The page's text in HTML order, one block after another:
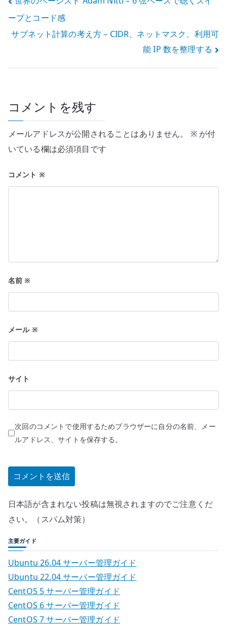
稿
ナ
ビ
ー
シ
ョ
ン
ープとコード感
サブネット計算の考え方 – CIDR、ネットマスク、利用可
能 IP 数を整理する
コメントを残す
メールアドレスが公開されることはありません。 ※が付
いている欄は必須項目です
コメント ※
名前※
メール ※
サイト
次回のコメントで使用するためブラウザーに自分の名前、メー
ルアドレス、サイトを保存する。
日本語が含まれない投稿は無視されますのでご注意くだ
さい。（スパム対策）
主要ガイド
Ubuntu 26.04 サーバー管理ガイド
Ubuntu 22.04 サーバー管理ガイド
CentOS 5 サーバー管理ガイド
CentOS 6 サーバー管理ガイド
CentOS 7 サーバー管理ガイド